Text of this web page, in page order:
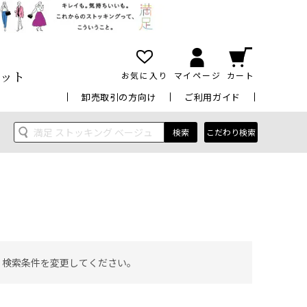
ト お気に入り マイページ カート
卸売取引の方向け ご利用ガイド
検索 こだわり検索
索条件を変更してください。